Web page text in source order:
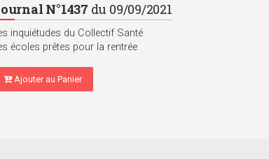
N°1437 du 09/09/2021
inquiétudes du Collectif Santé
écoles prêtes pour la rentrée
Ajouter au Panier